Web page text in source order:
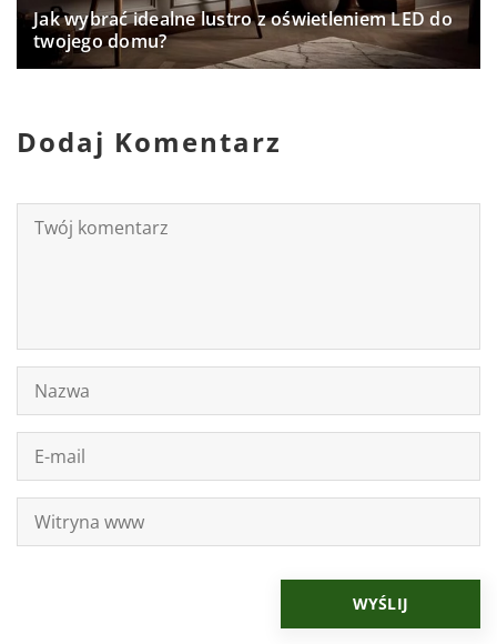
Jak wybrać idealne lustro z oświetleniem LED do
twojego domu?
Dodaj Komentarz